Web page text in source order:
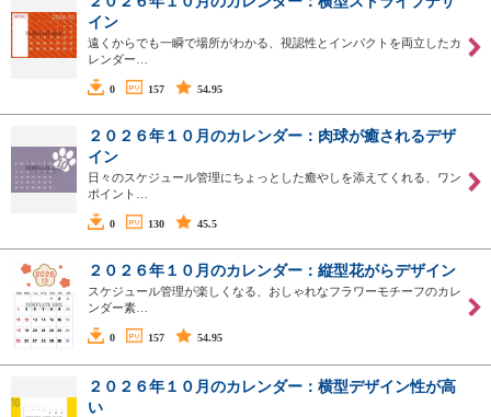
イン
遠くからでも一瞬で場所がわかる、視認性とインパクトを両立したカ
レンダー…
0 157 54.95
２０２６年１０月のカレンダー：肉球が癒されるデザ
イン
日々のスケジュール管理にちょっとした癒やしを添えてくれる、ワン
ポイント…
0 130 45.5
２０２６年１０月のカレンダー：縦型花がらデザイン
スケジュール管理が楽しくなる、おしゃれなフラワーモチーフのカレ
ンダー素…
0 157 54.95
２０２６年１０月のカレンダー：横型デザイン性が高
い